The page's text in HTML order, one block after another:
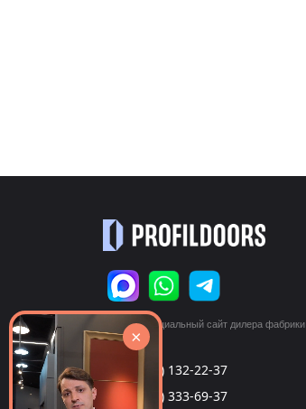
© 2026 Официальный сайт дилера фабрики
«ProfilDoors»
+7 (495) 132-22-37
+7 (999) 333-69-37
×